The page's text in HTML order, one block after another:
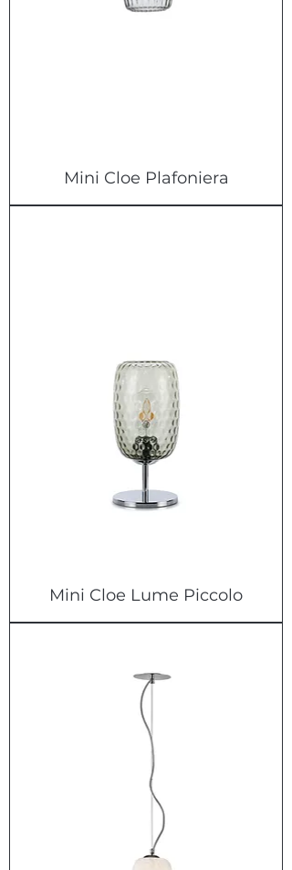
Mini Cloe Plafoniera
Mini Cloe Lume Piccolo